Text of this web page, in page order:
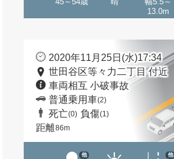
13.0m
2020年11月25日(水)17:34
世田谷区等々力二丁目 付近
車両相互 小破事故
普通乗用車(2)
死亡(0) 負傷(1)
距離86m
他 他